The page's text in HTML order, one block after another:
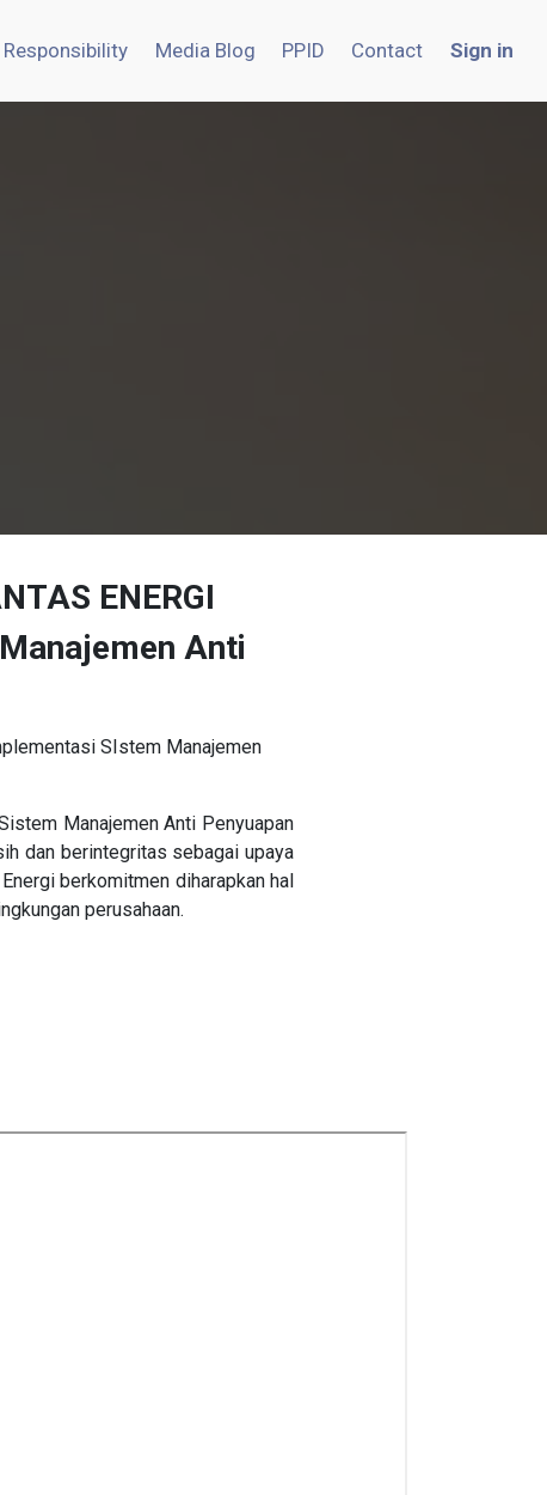
Media Blog PPID Contact Sign in
ENERGI
Anti
SIstem Manajemen
Manajemen Anti Penyuapan
dan berintegritas sebagai upaya
berkomitmen diharapkan hal
perusahaan.